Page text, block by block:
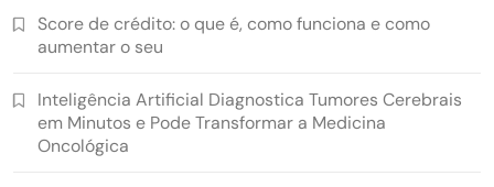
Score de crédito: o que é, como funciona e como
aumentar o seu
Inteligência Artificial Diagnostica Tumores Cerebrais
em Minutos e Pode Transformar a Medicina
Oncológica